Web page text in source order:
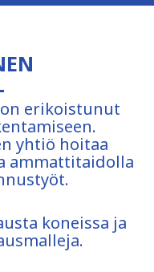
on erikoistunut
yhtiö hoitaa
ammattitaidolla
koneissa ja